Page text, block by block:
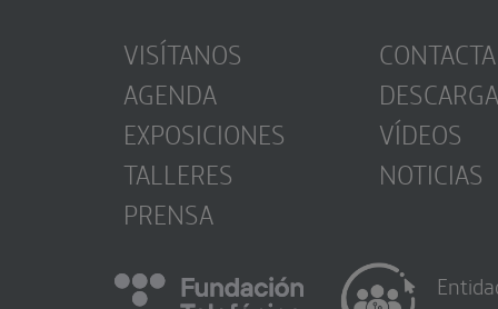
VISÍTANOS
AGENDA
EXPOSICIONES
TALLERES
PRENSA
CONTACTA
VÍDEOS
NOTICIAS